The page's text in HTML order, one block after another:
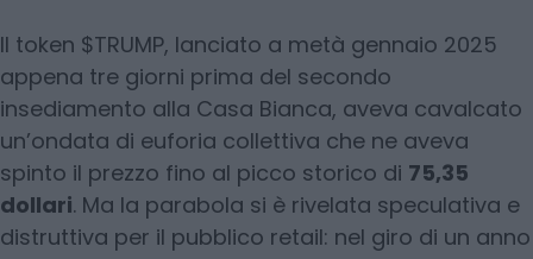
Il token $TRUMP, lanciato a metà gennaio 2025
appena tre giorni prima del secondo
insediamento alla Casa Bianca, aveva cavalcato
un’ondata di euforia collettiva che ne aveva
spinto il prezzo fino al picco storico di 75,35
dollari. Ma la parabola si è rivelata speculativa e
distruttiva per il pubblico retail: nel giro di un anno